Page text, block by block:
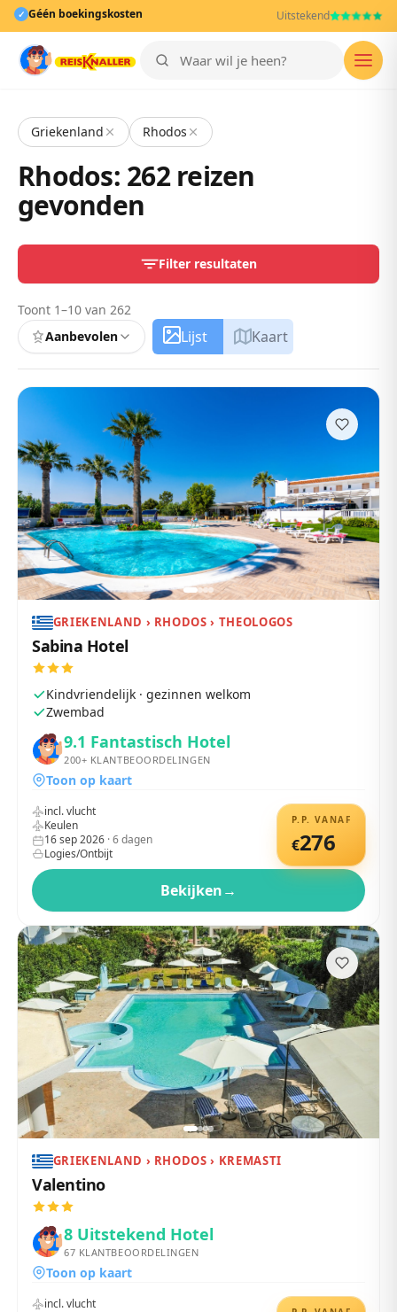
✓ Géén boekingskosten Uitstekend
Griekenland Rhodos
Rhodos: 262 reizen
gevonden
Filter resultaten
Toont 1–10 van 262
Aanbevolen
Lijst Kaart
GRIEKENLAND › RHODOS › THEOLOGOS
Sabina Hotel
Kindvriendelijk · gezinnen welkom
Zwembad
9.1 Fantastisch Hotel
200+ KLANTBEOORDELINGEN
Toon op kaart
P.P. VANAF
€276
incl. vlucht
Keulen
16 sep 2026 ·6dagen
Logies/Ontbijt
Bekijken→
GRIEKENLAND › RHODOS › KREMASTI
Valentino
8 Uitstekend Hotel
67 KLANTBEOORDELINGEN
Toon op kaart
incl. vlucht